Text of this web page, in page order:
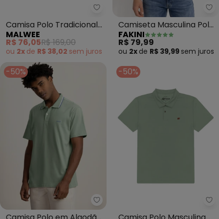
Malwee - Camisa Polo
Camisa Polo Tradicional
Plus(Verde Militar)
MALWEE
R$ 76,05R$ 169,00
ou 2x de R$ 38,02 sem juros
Camiseta Masculina Polo
Piquet (Verde)
FAKINI
R$ 79,99
ou 2x de R$ 39,99 sem juros
-50%
Fico - Camisa Polo em
-50%